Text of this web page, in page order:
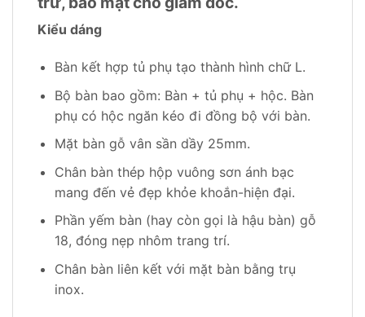
Kiểu dáng
Bàn kết hợp tủ phụ tạo thành hình chữ L.
Bộ bàn bao gồm: Bàn + tủ phụ + hộc. Bàn
phụ có hộc ngăn kéo đi đồng bộ với bàn.
Mặt bàn gỗ vân sần dầy 25mm.
Chân bàn thép hộp vuông sơn ánh bạc
mang đến vẻ đẹp khỏe khoắn-hiện đại.
Phần yếm bàn (hay còn gọi là hậu bàn) gỗ
18, đóng nẹp nhôm trang trí.
Chân bàn liên kết với mặt bàn bằng trụ
inox.